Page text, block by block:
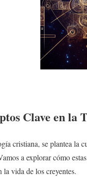
Clave en la
cristiana, se plantea la
a explorar cómo
la vida de los creyentes.